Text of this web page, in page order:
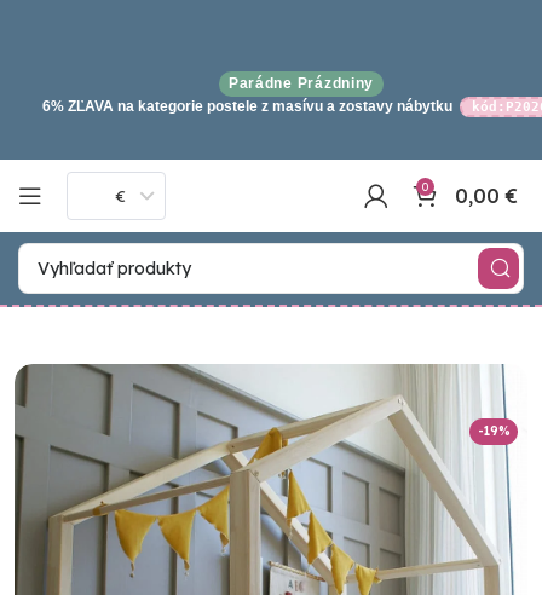
Parádne Prázdniny
6% ZĽAVA na kategorie postele z masívu a zostavy nábytku
€ 0 0,00€
-19%